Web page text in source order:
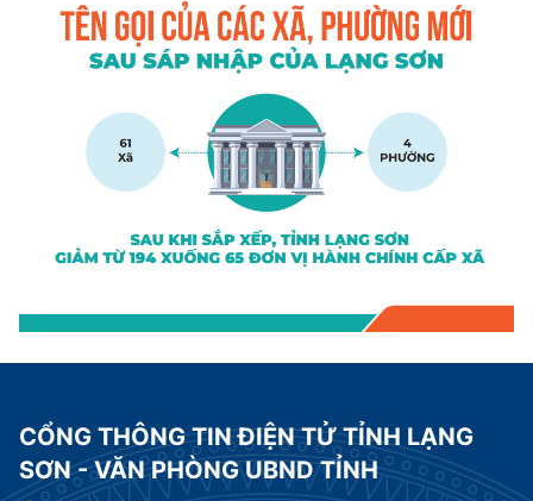
CỔNG THÔNG TIN ĐIỆN TỬ TỈNH LẠNG
SƠN - VĂN PHÒNG UBND TỈNH